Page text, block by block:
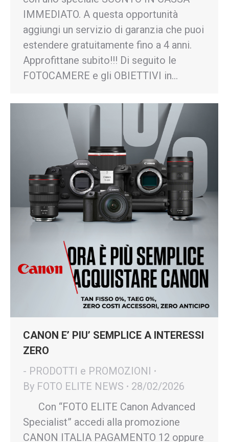
IMMEDIATO. A questa opportunità
aggiungi un servizio di garanzia che puoi
estendere gratuitamente fino a 4 anni.
Approfittane subito!!! Di seguito le
FOTOCAMERE e gli OBIETTIVI in…
CANON E’ PIU’ SEMPLICE A INTERESSI
ZERO
- PRODOTTI e PROMOZIONI
By FOTO ELITE NEWS
28/02/2026
Con “FOTO ELITE Canon Advanced
Specialist” accedi alla promozione
CANON ITALIA PAGAMENTO 12 oppure